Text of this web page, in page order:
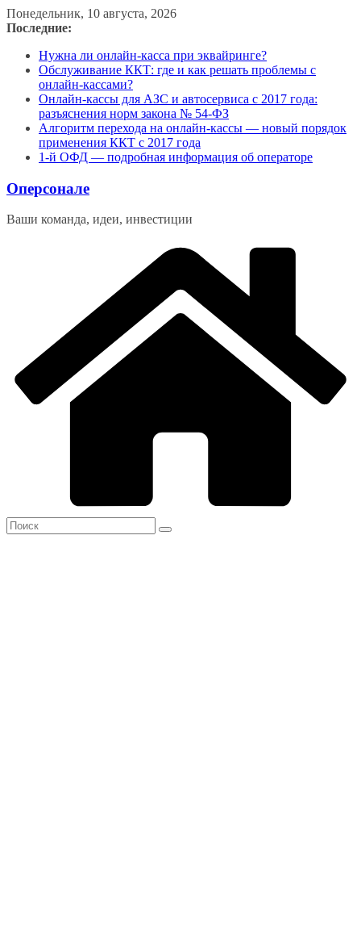
Перейти
к
Понедельник, 10 августа, 2026
Последние:
Нужна ли онлайн-касса при эквайринге?
Обслуживание ККТ: где и как решать проблемы с
онлайн-кассами?
Онлайн-кассы для АЗС и автосервиса с 2017 года:
разъяснения норм закона № 54-ФЗ
Алгоритм перехода на онлайн-кассы — новый порядок
применения ККТ с 2017 года
1-й ОФД — подробная информация об операторе
Оперсонале
Ваши команда, идеи, инвестиции